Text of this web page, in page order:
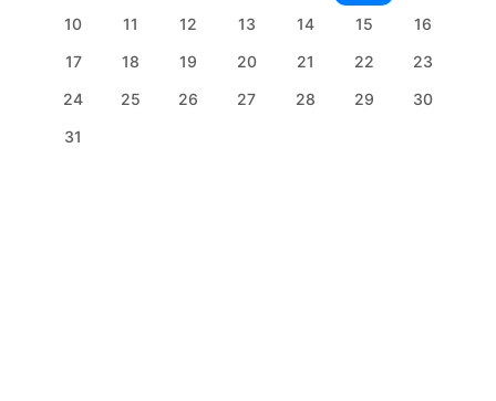
10
11 12 13 14 15
16
17
18 19 20 21 22
23
24
25 26 27 28 29
30
31